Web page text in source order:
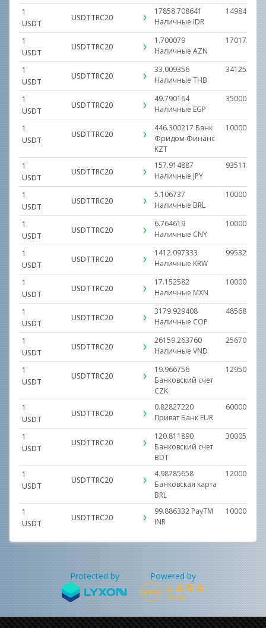
1
USDT
USDTTRC20
17858.708641
Наличные IDR
1
USDT
USDTTRC20
1.700079
Наличные AZN
1
USDT
USDTTRC20
33.009356
Наличные THB
1
USDT
USDTTRC20
49.790164
Наличные EGP
1
USDT
USDTTRC20
446.300217 Банк
Фридом Финанс
KZT
1
USDT
USDTTRC20
157.914887
Наличные JPY
1
USDT
USDTTRC20
5.106737
Наличные BRL
1
USDT
USDTTRC20
6.764619
Наличные CNY
1
USDT
USDTTRC20
1412.097333
Наличные KRW
1
USDT
USDTTRC20
17.152582
Наличные MXN
1
USDT
USDTTRC20
3179.929408
Наличные COP
1
USDT
USDTTRC20
26159.263760
Наличные VND
1
USDT
USDTTRC20
19.966756
Банковский счет
CZK
1
USDT
USDTTRC20
0.82827220
Приват Банк EUR
1
USDT
USDTTRC20
120.811890
Банковский счет
BDT
1
USDT
USDTTRC20
4.98785658
Банковская карта
BRL
1
USDT
USDTTRC20
99.886332 PayTM
INR
Protected by Powered by